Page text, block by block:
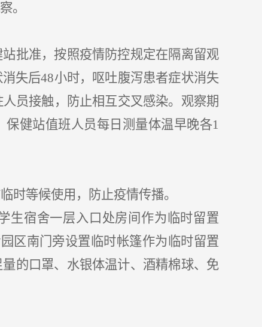
。
批准，按照疫情防控规定在隔离留观
失后48小时，呕吐腹泻患者症状消失
员接触，防止相互交叉感染。观察期
健站值班人员每日测量体温早晚各1
时等候使用，防止疫情传播。
生宿舍一层入口处房间作为临时留置
区南门旁设置临时帐篷作为临时留置
的口罩、水银体温计、酒精棉球、免